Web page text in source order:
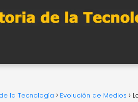
la Tecnología Evolución de Medios